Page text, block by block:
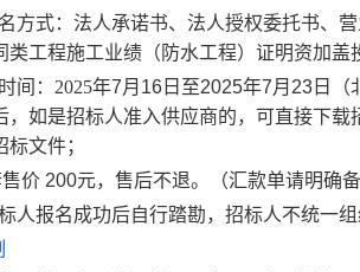
方式：法人承诺书、法人授权委托书、
类工程施工业绩（ 防水工程） 证明资加盖
间： 2025年7月 16 日至2025年7月 23 日（
如是招标人准入供应商的，可直接下载
文件；
价 200元，售后不退。
（汇款单请明确
人报名成功后自行踏勘， 招标人不统一